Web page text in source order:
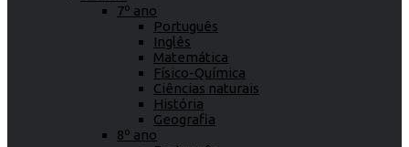
7º ano
Português
Inglês
Matemática
Físico-Química
Ciências naturais
História
Geografia
8º ano